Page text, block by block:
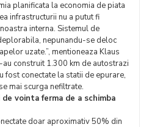
planificata la economia de piata
infrastructurii nu a putut fi
interna. Sistemul de
nepunandu-se deloc
uzate.”, mentioneaza Klaus
construit 1.300 km de autostrazi
fost conectate la statii de epurare,
mai scurga nefiltrate.
vointa ferma de a schimba
doar aproximativ 50% din